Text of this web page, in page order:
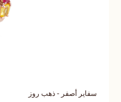
سفاير أصفر - ذهب روز